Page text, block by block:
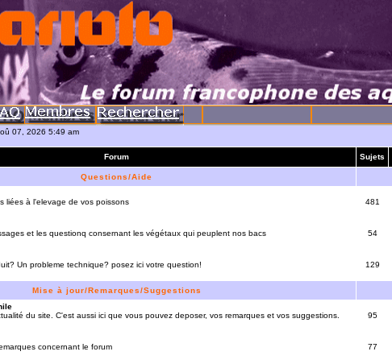
07, 2026 5:49 am
Forum
Sujets
Questions/Aide
liées à l'elevage de vos poissons
481
et les questionq consernant les végétaux qui peuplent nos bacs
54
Un probleme technique? posez ici votre question!
129
Mise à jour/Remarques/Suggestions
du site. C'est aussi ici que vous pouvez deposer, vos remarques et vos suggestions.
95
concernant le forum
77